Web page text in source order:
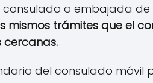
o embajada de
mismos trámites que el
cercanas.
del consulado móvil